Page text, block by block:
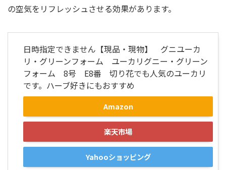
の空気をリフレッシュさせる効果があります。
日時指定できません【現品・現物】 グニユーカ
リ・グリーンフォーム ユーカリグニー・グリーン
フォーム 8号 E8番 切り花でも人気のユーカリ
です。ハーブ好きにもおすすめ
Amazon
楽天市場
Yahooショッピング